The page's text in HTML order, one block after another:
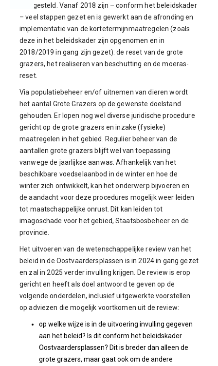
vastgesteld. Vanaf 2018 zijn – conform het beleidskader
– veel stappen gezet en is gewerkt aan de afronding en
implementatie van de kortetermijnmaatregelen (zoals
deze in het beleidskader zijn opgenomen en in
2018/2019 in gang zijn gezet): de reset van de grote
grazers, het realiseren van beschutting en de moeras-
reset.
Via populatiebeheer en/of uitnemen van dieren wordt
het aantal Grote Grazers op de gewenste doelstand
gehouden. Er lopen nog wel diverse juridische procedure
gericht op de grote grazers en inzake (fysieke)
maatregelen in het gebied. Regulier beheer van de
aantallen grote grazers blijft wel van toepassing
vanwege de jaarlijkse aanwas. Afhankelijk van het
beschikbare voedselaanbod in de winter en hoe de
winter zich ontwikkelt, kan het onderwerp bijvoeren en
de aandacht voor deze procedures mogelijk weer leiden
tot maatschappelijke onrust. Dit kan leiden tot
imagoschade voor het gebied, Staatsbosbeheer en de
provincie.
Het uitvoeren van de wetenschappelijke review van het
beleid in de Oostvaardersplassen is in 2024 in gang gezet
en zal in 2025 verder invulling krijgen. De review is erop
gericht en heeft als doel antwoord te geven op de
volgende onderdelen, inclusief uitgewerkte voorstellen
op adviezen die mogelijk voortkomen uit de review:
op welke wijze is in de uitvoering invulling gegeven
aan het beleid? Is dit conform het beleidskader
Oostvaardersplassen? Dit is breder dan alleen de
grote grazers, maar gaat ook om de andere